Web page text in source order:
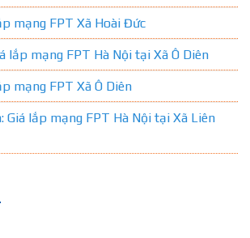
mạng FPT Xã Hoài Đức
lắp mạng FPT Hà Nội tại Xã Ô Diên
mạng FPT Xã Ô Diên
Giá lắp mạng FPT Hà Nội tại Xã Liên